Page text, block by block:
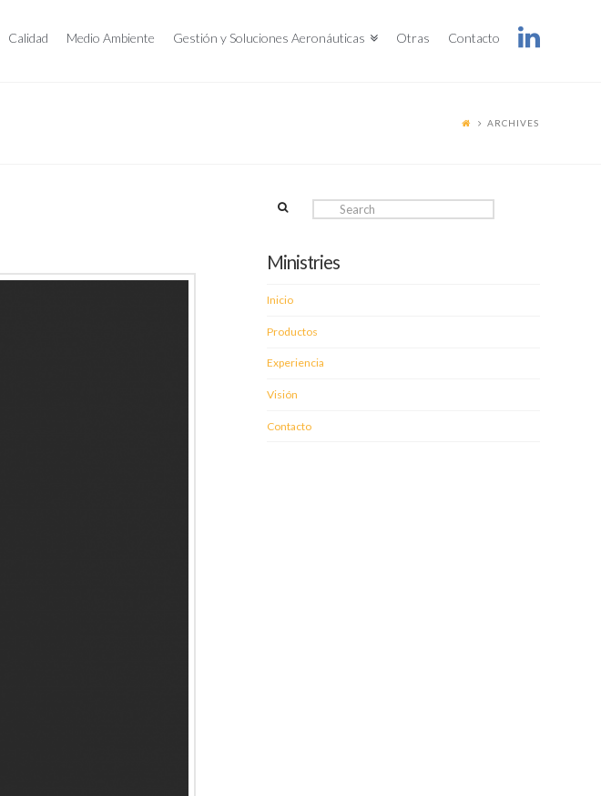
Calidad Medio Ambiente Gestión y Soluciones Aeronáuticas Otras Contacto
ARCHIVES
Ministries
Inicio
Productos
Experiencia
Visión
Contacto